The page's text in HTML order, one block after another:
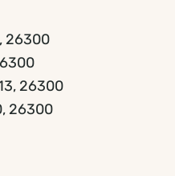
26300
26300
26300